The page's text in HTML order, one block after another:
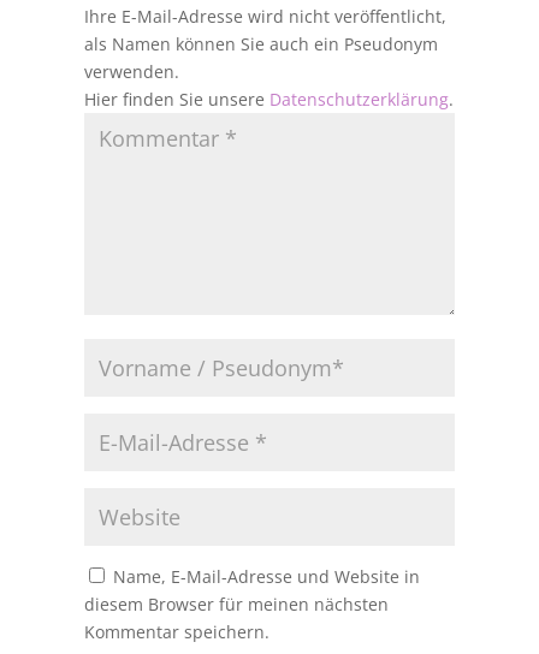
Ihre E-Mail-Adresse wird nicht veröffentlicht,
als Namen können Sie auch ein Pseudonym
verwenden.
Hier finden Sie unsere Datenschutzerklärung.
Name, E-Mail-Adresse und Website in
diesem Browser für meinen nächsten
Kommentar speichern.